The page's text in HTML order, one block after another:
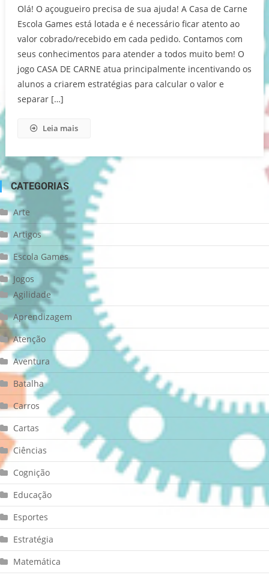
Olá! O açougueiro precisa de sua ajuda! A Casa de Carne
Escola Games está lotada e é necessário ficar atento ao
valor cobrado/recebido em cada pedido. Contamos com
seus conhecimentos para atender a todos muito bem! O
jogo CASA DE CARNE atua principalmente incentivando os
alunos a criarem estratégias para calcular o valor e
separar […]
Leia mais
CATEGORIAS
Arte
Artigos
Escola Games
Jogos
Agilidade
Aprendizagem
Atenção
Aventura
Batalha
Carros
Cartas
Ciências
Cognição
Educação
Esportes
Estratégia
Matemática